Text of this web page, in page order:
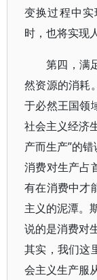
变换过程中
时，也将实现
第四，满
然资源的消耗
于必然王国领
社会主义经济
产而生产”的
消费对生产占
有在消费中才
主义的泥潭。
说的是消费对
其实，我们这
会主义生产服